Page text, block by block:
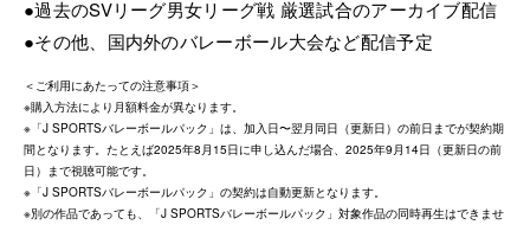
●過去のSVリーグ男女リーグ戦 厳選試合のアーカイブ配信
●その他、国内外のバレーボール大会など配信予定
＜ご利用にあたっての注意事項＞
※購入方法により月額料金が異なります。
※「J SPORTSバレーボールパック」は、加入日〜翌月同日（更新日）の前日までが契約期
間となります。たとえば2025年8月15日に申し込んだ場合、2025年9月14日（更新日の前
日）まで視聴可能です。
※「J SPORTSバレーボールパック」の契約は自動更新となります。
※別の作品であっても、「J SPORTSバレーボールパック」対象作品の同時再生はできませ